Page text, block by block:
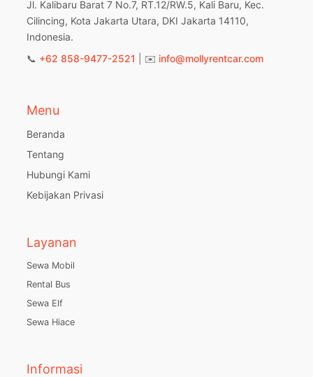
Jl. Kalibaru Barat 7 No.7, RT.12/RW.5, Kali Baru, Kec.
Cilincing, Kota Jakarta Utara, DKI Jakarta 14110,
Indonesia.
📞 +62 858-9477-2521 | ✉️ info@mollyrentcar.com
Menu
Beranda
Tentang
Hubungi Kami
Kebijakan Privasi
Layanan
Sewa Mobil
Rental Bus
Sewa Elf
Sewa Hiace
Informasi